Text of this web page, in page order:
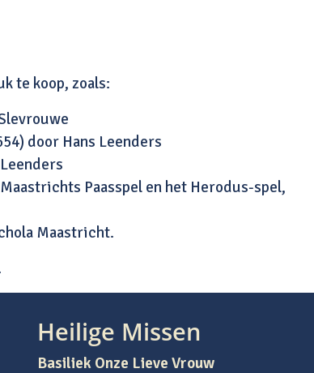
te koop, zoals:
door Hans Leenders
Paasspel en het Herodus-spel,
Maastricht.
Heilige Missen
Basiliek Onze Lieve Vrouw